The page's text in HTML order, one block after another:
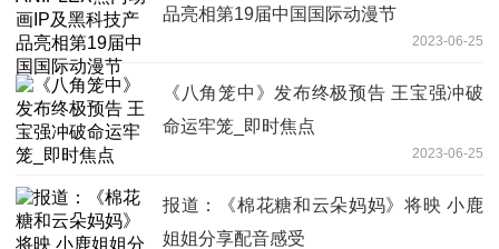
品亮相第19届中国国际动漫节
2023-06-25
《八角笼中》发布终极预告 王宝强冲破
命运牢笼_即时焦点
2023-06-25
报道：《棉花糖和云朵妈妈》将映 小鹿
姐姐分享配音感受